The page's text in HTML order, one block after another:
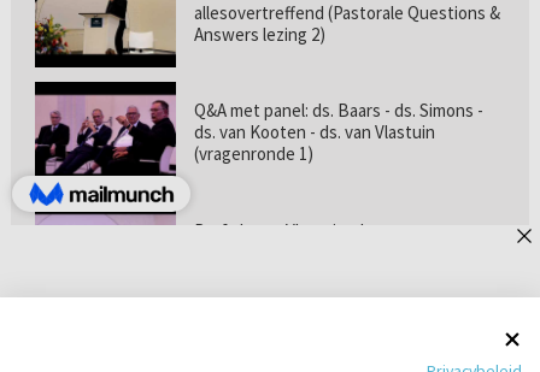
allesovertreffend (Pastorale Questions &
Answers lezing 2)
Q&A met panel: ds. Baars - ds. Simons -
ds. van Kooten - ds. van Vlastuin
(vragenronde 1)
Prof. dr. van Vlastuin - Is